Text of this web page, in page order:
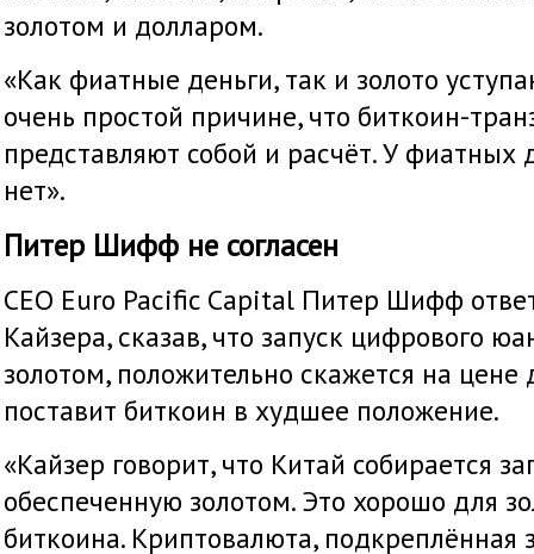
золотом и долларом.
«Как фиатные деньги, так и золото
очень простой причине, что биткоин-
представляют собой и расчёт. У фиатных
нет».
Питер Шифф не согласен
CEO Euro Pacific Capital Питер Шифф
Кайзера, сказав, что запуск цифрового
золотом, положительно скажется на цене
поставит биткоин в худшее положение.
«Кайзер говорит, что Китай собирается
обеспеченную золотом. Это хорошо для
биткоина. Криптовалюта, подкреплённая